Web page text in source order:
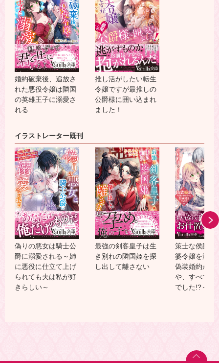
婚約破棄後、追放さ
れた悪役令嬢は隣国
の英雄王子に溺愛さ
れる
推し活がしたい転生
令嬢ですが最推しの
公爵様に囲い込まれ
ました！
イラストレーター既刊
偽りの悪女は騎士公
爵に溺愛される～姉
に悪役に仕立て上げ
られても夫は私が好
きらしい～
最強の剣客皇子は生
き別れの隣国姫を探
し出して離さない
策士な侯爵様
婆令嬢を溺愛
偽装婚約かと
や、すべて計
でした!?～